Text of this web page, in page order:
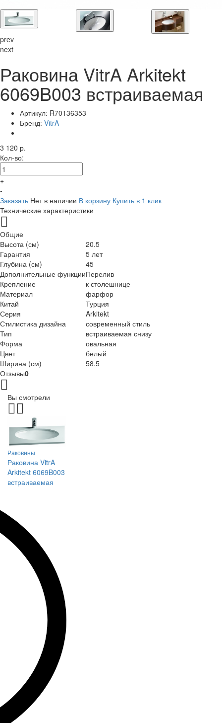
prev
next
Раковина VitrA Arkitekt
6069B003 встраиваемая
Артикул: R70136353
Бренд: VitrA
3 120 р.
Кол-во:
+
-
Заказать Нет в наличии В корзину Купить в 1 клик
Технические характеристики
Общие
Высота (см)
20.5
Гарантия
5 лет
Глубина (см)
45
Дополнительные функцииПерелив
Крепление
к столешнице
Материал
фарфор
Китай
Турция
Серия
Arkitekt
Стилистика дизайна
современный стиль
Тип
встраиваемая снизу
Форма
овальная
Цвет
белый
Ширина (см)
58.5
Отзывы0
Вы смотрели
Раковины
Раковина VitrA
Arkitekt 6069B003
встраиваемая